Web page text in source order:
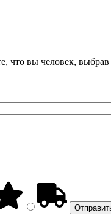
что вы человек, выбрав